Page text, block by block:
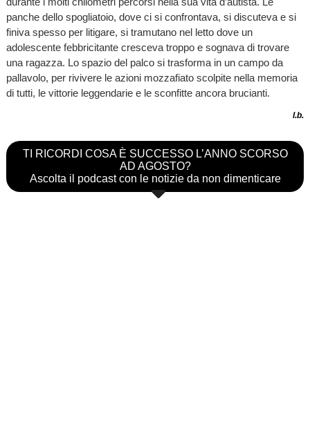
panche dello spogliatoio, dove ci si confrontava, si discuteva e si
finiva spesso per litigare, si tramutano nel letto dove un
adolescente febbricitante cresceva troppo e sognava di trovare
una ragazza. Lo spazio del palco si trasforma in un campo da
pallavolo, per rivivere le azioni mozzafiato scolpite nella memoria
di tutti, le vittorie leggendarie e le sconfitte ancora brucianti.
l.b.
TI RICORDI COSA È SUCCESSO L’ANNO SCORSO
AD AGOSTO?
Ascolta il podcast con le notizie da non dimenticare